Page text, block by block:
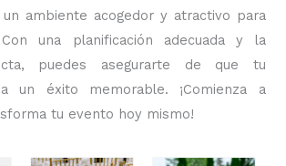
ambiente acogedor y atractivo para
una planificación adecuada y la
puedes asegurarte de que tu
un éxito memorable. ¡Comienza a
tu evento hoy mismo!